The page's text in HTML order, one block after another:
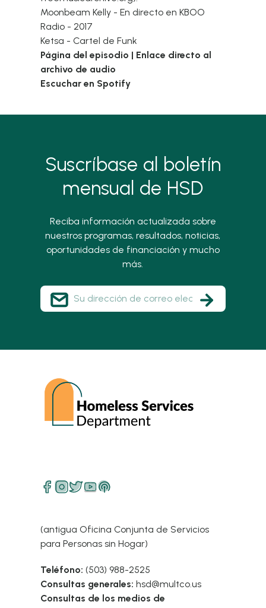
Moonbeam Kelly - En directo en KBOO
Radio - 2017
Ketsa - Cartel de Funk
Página del episodio | Enlace directo al
archivo de audio
Escuchar en Spotify
Suscríbase al boletín
mensual de HSD
Reciba información actualizada sobre
nuestros programas, resultados, noticias,
oportunidades de financiación y mucho
más.
(antigua Oficina Conjunta de Servicios
para Personas sin Hogar)
Teléfono: (503) 988-2525
Consultas generales: hsd@multco.us
Consultas de los medios de